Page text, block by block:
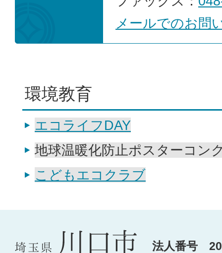
メールでのお問
環境教育
エコライフDAY
地球温暖化防止ポスターコン
こどもエコクラブ
法人番号